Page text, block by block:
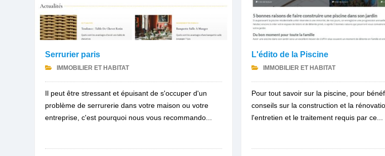
Serrurier paris
IMMOBILIER ET HABITAT
Il peut être stressant et épuisant de s'occuper d'un
problème de serrurerie dans votre maison ou votre
entreprise, c'est pourquoi nous vous recommando...
L'édito de la Piscine
IMMOBILIER ET HABITAT
Pour tout savoir sur la piscine, pour
conseils sur la construction et la
l'entretien et le traitement requis par ce...